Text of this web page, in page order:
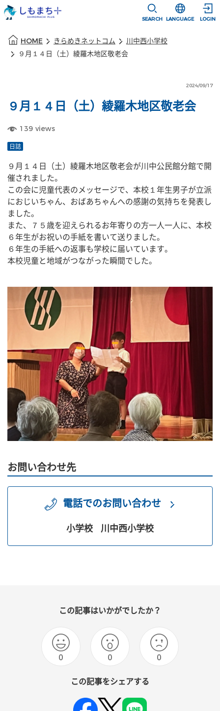
SEARCH
選択すると言
LANGUAGE LOGIN
HOME きらめきネットコム
川中西小学校
９月１４日（土）綾羅木地区敬老会
2024/09/17
９月１４日（土）綾羅木地区敬老会
139 views
日誌
９月１４日（土）綾羅木地区敬老会が川中公民館分館で開
催されました。
この会に児童代表のメッセージで、本校１年生男子が立派
におじいちゃん、おばあちゃんへの感謝の気持ちを発表し
ました。
また、７５歳を迎えられるお年寄りの方一人一人に、本校
６年生がお祝いの手紙を書いて送りました。
６年生の手紙への返事も学校に届いています。
本校児童と地域がつながった瞬間でした。
お問い合わせ先
電話でのお問い合わせ
小学校 川中西小学校
この記事はいかがでしたか？
0 0 0
この記事をシェアする